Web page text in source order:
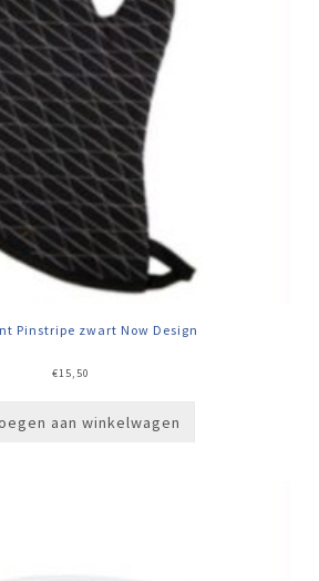
Pinstripe zwart Now Design
€15,50
aan winkelwagen